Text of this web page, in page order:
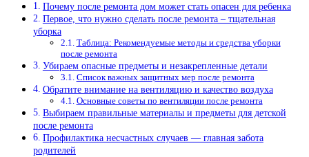
Почему после ремонта дом может стать опасен для ребенка
Первое, что нужно сделать после ремонта – тщательная
уборка
Таблица: Рекомендуемые методы и средства уборки
после ремонта
Убираем опасные предметы и незакрепленные детали
Список важных защитных мер после ремонта
Обратите внимание на вентиляцию и качество воздуха
Основные советы по вентиляции после ремонта
Выбираем правильные материалы и предметы для детской
после ремонта
Профилактика несчастных случаев — главная забота
родителей